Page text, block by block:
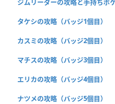
ジムリーダーの攻略と手持ちポ
タケシの攻略（バッジ1個目）
カスミの攻略（バッジ2個目）
マチスの攻略（バッジ3個目）
エリカの攻略（バッジ4個目）
ナツメの攻略（バッジ5個目）